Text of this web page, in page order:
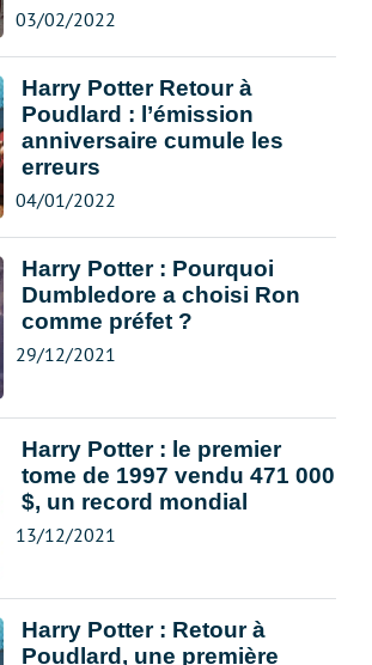
03/02/2022
Harry Potter Retour à
Poudlard : l’émission
anniversaire cumule les
erreurs
04/01/2022
Harry Potter : Pourquoi
Dumbledore a choisi Ron
comme préfet ?
29/12/2021
Harry Potter : le premier
tome de 1997 vendu 471 000
$, un record mondial
13/12/2021
Harry Potter : Retour à
Poudlard, une première